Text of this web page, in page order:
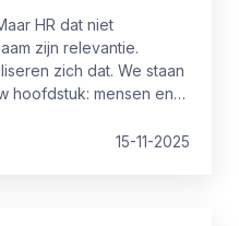
HR dat niet
zijn relevantie.
zich dat. We staan
hoofdstuk: mensen en
15-11-2025